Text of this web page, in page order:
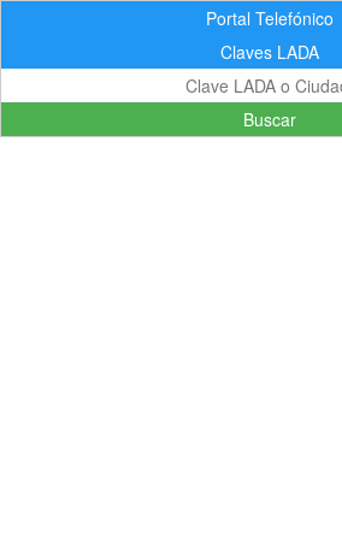
Portal Telefónico
Claves LADA
Buscar